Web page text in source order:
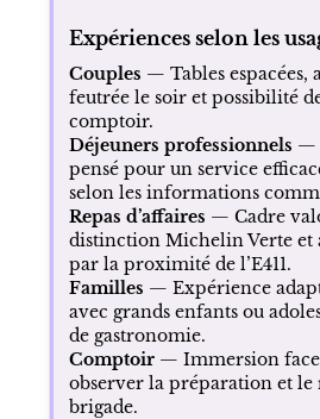
Expériences selon les
Couples — Tables espacées,
feutrée le soir et possibilité
comptoir.
Déjeuners professionnels —
pensé pour un service
selon les informations
Repas d’affaires — Cadre
distinction Michelin Verte et
par la proximité de l’E411.
Familles — Expérience
avec grands enfants ou
de gastronomie.
Comptoir— Immersion face
observer la préparation et le
brigade.